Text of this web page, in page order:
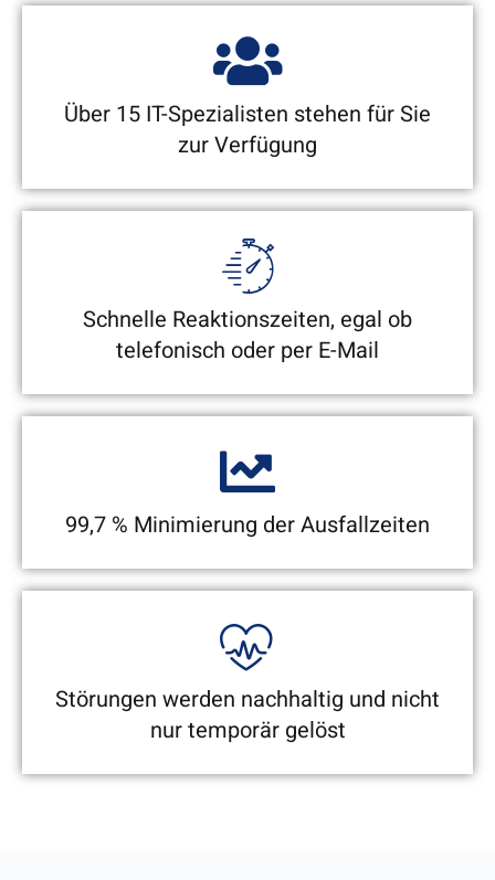
Über 15 IT-Spezialisten stehen für Sie
zur Verfügung
Schnelle Reaktionszeiten, egal ob
telefonisch oder per E-Mail
99,7 % Minimierung der Ausfallzeiten
Störungen werden nachhaltig und nicht
nur temporär gelöst